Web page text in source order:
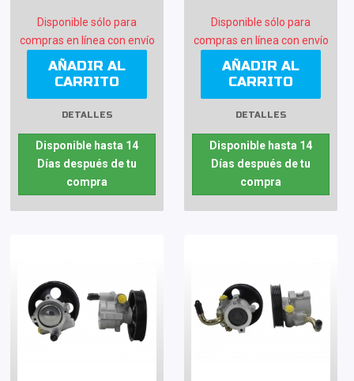
Disponible sólo para
compras en línea con envío
AÑADIR AL
CARRITO
DETALLES
Disponible hasta 14
Días después de tu
compra
Disponible sólo para
compras en línea con envío
AÑADIR AL
CARRITO
DETALLES
Disponible hasta 14
Días después de tu
compra